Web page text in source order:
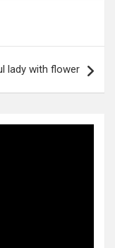
lady with flower